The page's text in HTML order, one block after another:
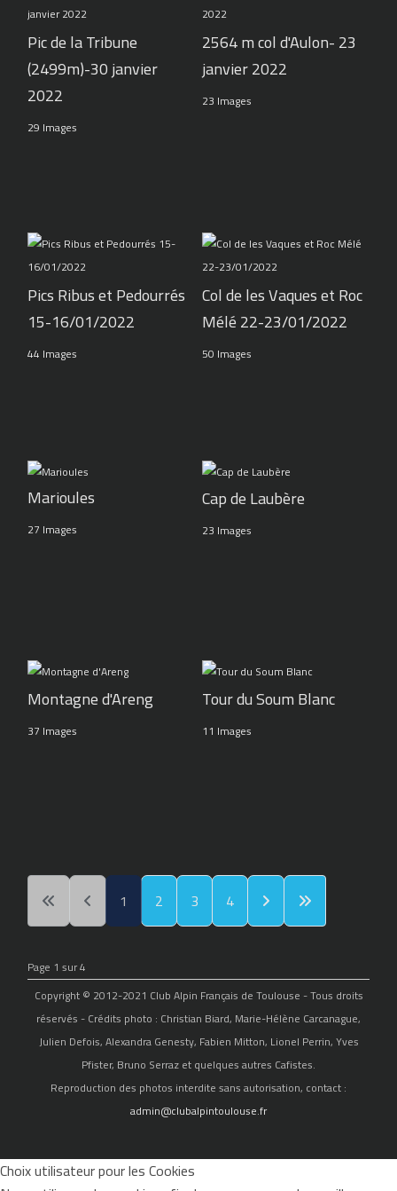
Pic de la Tribune
(2499m)-30 janvier
2022
29 Images
2564 m col d'Aulon- 23
janvier 2022
23 Images
Pics Ribus et Pedourrés
15-16/01/2022
44 Images
Col de les Vaques et Roc
Mélé 22-23/01/2022
50 Images
Marioules
27 Images
Cap de Laubère
23 Images
Montagne d'Areng
37 Images
Tour du Soum Blanc
11 Images
1 2 3 4
Page 1 sur 4
Copyright © 2012-2021 Club Alpin Français de Toulouse - Tous droits
réservés - Crédits photo : Christian Biard, Marie-Hélène Carcanague,
Julien Defois, Alexandra Genesty, Fabien Mitton, Lionel Perrin, Yves
Pfister, Bruno Serraz et quelques autres Cafistes.
Reproduction des photos interdite sans autorisation, contact :
admin@clubalpintoulouse.fr
Choix utilisateur pour les Cookies